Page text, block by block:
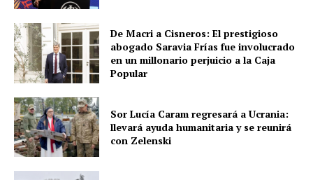
De Macri a Cisneros: El prestigioso
abogado Saravia Frías fue involucrado
en un millonario perjuicio a la Caja
Popular
Sor Lucía Caram regresará a Ucrania:
llevará ayuda humanitaria y se reunirá
con Zelenski